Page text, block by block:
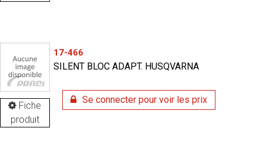
Fiche
produit
17-466
SILENT BLOC ADAPT. HUSQVARNA
Se connecter pour voir les prix